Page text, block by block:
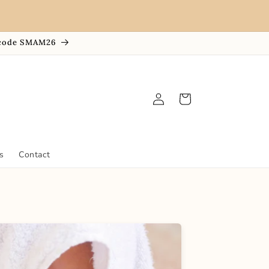
SMAM26
Contact
Connexion Panier